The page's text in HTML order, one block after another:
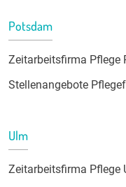
Potsdam
Zeitarbeitsfirma Pflege
Stellenangebote
Ulm
Zeitarbeitsfirma Pflege